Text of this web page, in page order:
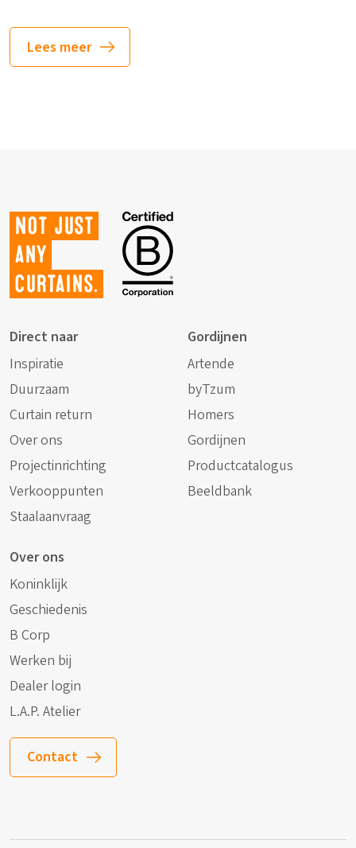
Lees meer
Not just
any
curtains.
Direct naar
Inspiratie
Duurzaam
Curtain return
Over ons
Projectinrichting
Verkooppunten
Staalaanvraag
Gordijnen
Artende
byTzum
Homers
Gordijnen
Productcatalogus
Beeldbank
Over ons
Koninklijk
Geschiedenis
B Corp
Werken bij
Dealer login
L.A.P. Atelier
Contact